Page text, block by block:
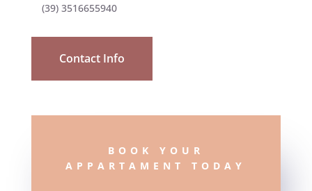
(39) 3516655940
Contact Info
BOOK YOUR
APPARTAMENT TODAY